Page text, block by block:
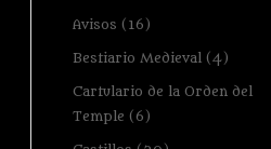
Avisos (16)
Bestiario Medieval (4)
Cartulario de la Orden del
Temple (6)